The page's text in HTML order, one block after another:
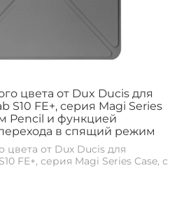
цвета от Dux Ducis для
S10 FE+, серия Magi Series
Pencil и функцией
в спящий режим
цвета от Dux Ducis для
FE+, серия Magi Series Case, с